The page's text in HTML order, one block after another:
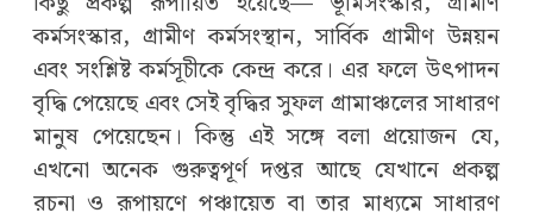
কর্মসংস্কার, গ্রামীণ কর্মসংস্থান, সার্বিক গ্রামীণ উন্নয়ন
এবং সংশ্লিষ্ট কর্মসূচীকে কেন্দ্র করে। এর ফলে উৎপাদন
বৃদ্ধি পেয়েছে এবং সেই বৃদ্ধির সুফল গ্রামাঞ্চলের সাধারণ
মানুষ পেয়েছেন। কিন্তু এই সঙ্গে বলা প্রয়োজন যে,
এখনো অনেক গুরুত্বপূর্ণ দপ্তর আছে যেখানে প্রকল্প
রচনা ও রূপায়ণে পঞ্চায়েত বা তার মাধ্যমে সাধারণ